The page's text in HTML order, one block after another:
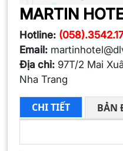
MARTIN
Hotline:
Email:
Địa chỉ: 97T/2 Mai
Nha Trang
CHI TIẾT BẢN